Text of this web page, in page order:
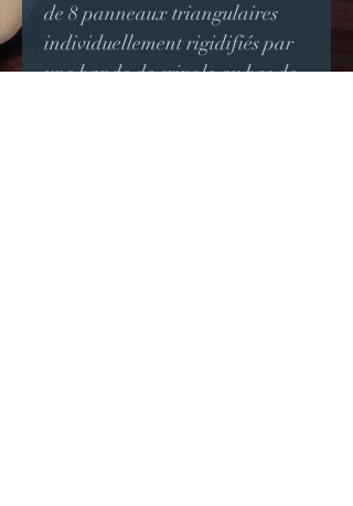
de 8 panneaux triangulaires
individuellement rigidifiés par
une bande de crinole au bas de